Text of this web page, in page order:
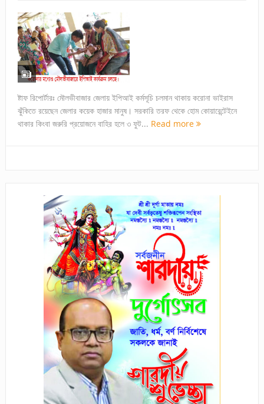
ষ্টাফ রিপোর্টারঃ মৌলভীবাজার জেলায় ইপিআই কর্মসূচি চলমান থাকায় করোনা ভাইরাস
ঝুঁকিতে রয়েছেন জেলার কয়েক হাজার মানুষ। সরকারি তরফ থেকে হোম কোয়ারেন্টেইনে
থাকার কিংবা জরুরি প্রয়োজনে বাহির হলে ৩ ফুট... Read more